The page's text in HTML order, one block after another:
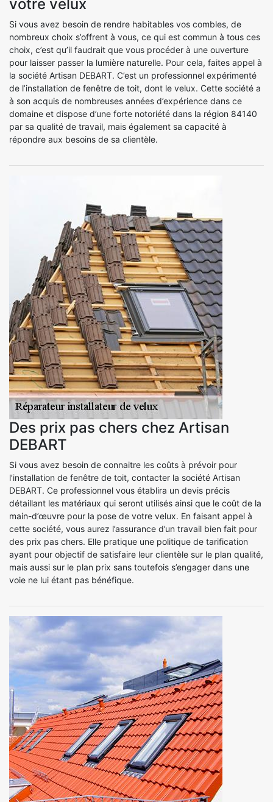
votre velux
Si vous avez besoin de rendre habitables vos combles, de
nombreux choix s’offrent à vous, ce qui est commun à tous ces
choix, c’est qu’il faudrait que vous procéder à une ouverture
pour laisser passer la lumière naturelle. Pour cela, faites appel à
la société Artisan DEBART. C’est un professionnel expérimenté
de l’installation de fenêtre de toit, dont le velux. Cette société a
à son acquis de nombreuses années d’expérience dans ce
domaine et dispose d’une forte notoriété dans la région 84140
par sa qualité de travail, mais également sa capacité à
répondre aux besoins de sa clientèle.
Des prix pas chers chez Artisan
DEBART
Si vous avez besoin de connaitre les coûts à prévoir pour
l’installation de fenêtre de toit, contacter la société Artisan
DEBART. Ce professionnel vous établira un devis précis
détaillant les matériaux qui seront utilisés ainsi que le coût de la
main-d’œuvre pour la pose de votre velux. En faisant appel à
cette société, vous aurez l’assurance d’un travail bien fait pour
des prix pas chers. Elle pratique une politique de tarification
ayant pour objectif de satisfaire leur clientèle sur le plan qualité,
mais aussi sur le plan prix sans toutefois s’engager dans une
voie ne lui étant pas bénéfique.